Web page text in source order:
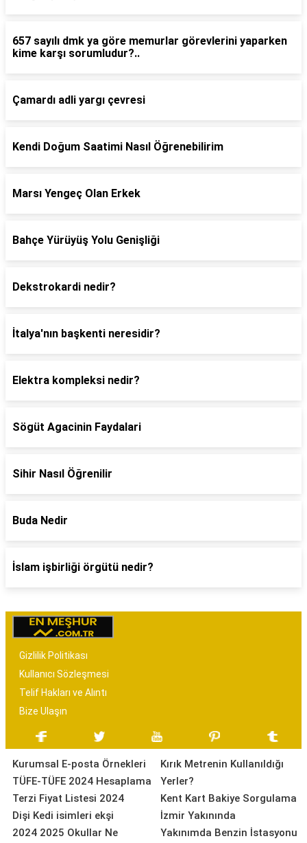
657 sayılı dmk ya göre memurlar görevlerini yaparken
kime karşı sorumludur?..
Çamardı adli yargı çevresi
Kendi Doğum Saatimi Nasıl Öğrenebilirim
Marsı Yengeç Olan Erkek
Bahçe Yürüyüş Yolu Genişliği
Dekstrokardi nedir?
İtalya'nın başkenti neresidir?
Elektra kompleksi nedir?
Sögüt Agacinin Faydalari
Sihir Nasıl Öğrenilir
Buda Nedir
İslam işbirliği örgütü nedir?
Gizlilik Politikası
Kullanıcı Sözleşmesi
Telif Hakları ve Alıntı
Bize Ulaşın
Kurumsal E-posta Örnekleri
TÜFE-TÜFE 2024 Hesaplama
Terzi Fiyat Listesi 2024
Dişi Kedi isimleri ekşi
2024 2025 Okullar Ne
Kırık Metrenin Kullanıldığı
Yerler?
Kent Kart Bakiye Sorgulama
İzmir Yakınında
Yakınımda Benzin İstasyonu